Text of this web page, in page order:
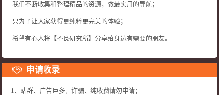
我们不断收集和整理精品的资源，做最实用的导航；
只为了让大家获得更纯粹更完美的体验；
希望有心人将【不良研究所】分享给身边有需要的朋友。
申请收录
1、站群、广告巨多、诈骗、纯收费请勿申请；